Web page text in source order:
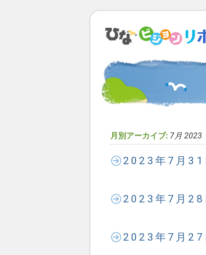
月別アーカイブ: 7月 2023
2023年7月
2023年7月
2023年7月